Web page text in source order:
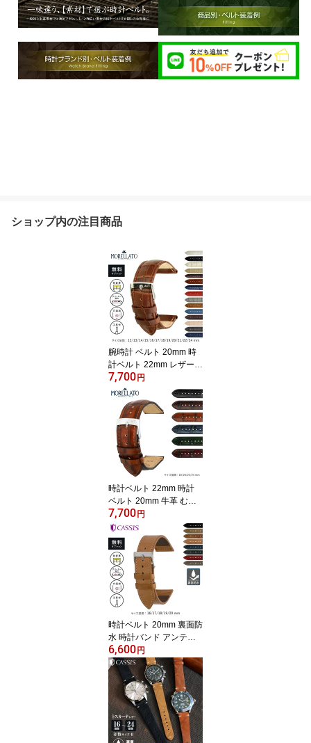
ショップ内の注目商品
腕時計 ベルト 20mm 時
計ベルト 22mm レザー
革ベルト MORELLATO
モレラート BOLLE ボー
レ 時計 バンド 19mm 時
計バンド 18mm 替えベル
ト 12mm 13mm 14mm 1
5mm 16mm 17mm 21m
m 24mm 26mm 28mm 交
換ベルト 本革 牛革 交換
用工具 スマートウォッチ
レディース メンズ x2269
480
7,700円
時計ベルト 22mm 時計
ベルト 20mm 牛革 むら
染め ムラ染め レザー ア
ンティーク ビンテージ M
ORELLATO モレラート T
IEPOLO ティエポロ X55
34D40 時計バンド 18m
m 24mm バンド 本革 牛
革 革 グラデーション 交
換 簡単ベルト交換用工具
付 カーフ
7,700円
時計ベルト 20mm 裏面防
水 時計バンド アンティ
ーク ビンテージ トスカ
ーナレザー 革 本革 ムラ
感 高級 薄手 16mm 17m
m 18mm 19mm 交換ベル
ト CASSIS カシス ANGL
ET アングレット U1054
331 バンド 腕時計ベルト
替えベルト 交換 簡単ベ
6,600円